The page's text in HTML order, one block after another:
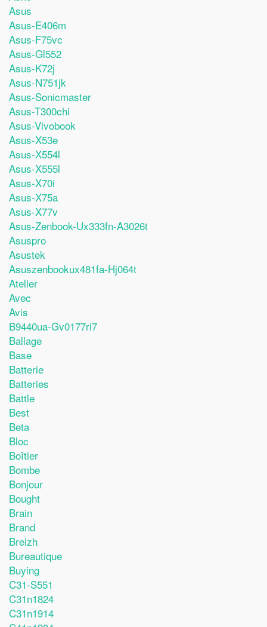
Asus
Asus-E406m
Asus-F75vc
Asus-Gl552
Asus-K72j
Asus-N751jk
Asus-Sonicmaster
Asus-T300chi
Asus-Vivobook
Asus-X53e
Asus-X554l
Asus-X555l
Asus-X70i
Asus-X75a
Asus-X77v
Asus-Zenbook-Ux333fn-A3026t
Asuspro
Asustek
Asuszenbookux481fa-Hj064t
Atelier
Avec
Avis
B9440ua-Gv0177ri7
Ballage
Base
Batterie
Batteries
Battle
Best
Beta
Bloc
Boîtier
Bombe
Bonjour
Bought
Brain
Brand
Breizh
Bureautique
Buying
C31-S551
C31n1824
C31n1914